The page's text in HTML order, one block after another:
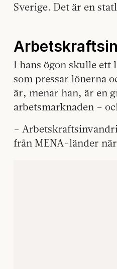
Sverige. Det är en
I hans ögon skulle ett
som pressar lönerna
är, menar han, är en
arbetsmarknaden –
–
från MENA-länder